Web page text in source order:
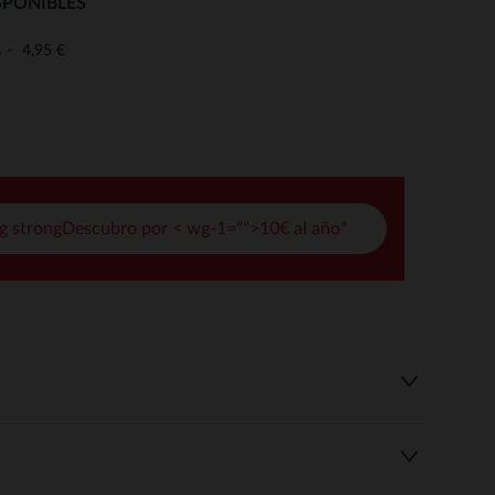
de privacidad, garantizando el cumplimiento de las
4,95 €
strongDescubro por < wg-1="">10€ al año*